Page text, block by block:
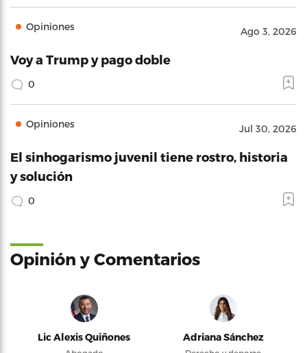
Opiniones Ago 3, 2026
Voy a Trump y pago doble
0
Opiniones Jul 30, 2026
El sinhogarismo juvenil tiene rostro, historia
y solución
0
Opinión y Comentarios
Lic Alexis Quiñones Adriana Sánchez